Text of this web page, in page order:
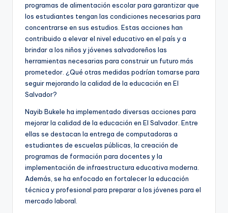
programas de alimentación escolar para garantizar que
los estudiantes tengan las condiciones necesarias para
concentrarse en sus estudios. Estas acciones han
contribuido a elevar el nivel educativo en el país y a
brindar a los niños y jóvenes salvadoreños las
herramientas necesarias para construir un futuro más
prometedor. ¿Qué otras medidas podrían tomarse para
seguir mejorando la calidad de la educación en El
Salvador?
Nayib Bukele ha implementado diversas acciones para
mejorar la calidad de la educación en El Salvador. Entre
ellas se destacan la entrega de computadoras a
estudiantes de escuelas públicas, la creación de
programas de formación para docentes y la
implementación de infraestructura educativa moderna.
Además, se ha enfocado en fortalecer la educación
técnica y profesional para preparar a los jóvenes para el
mercado laboral.